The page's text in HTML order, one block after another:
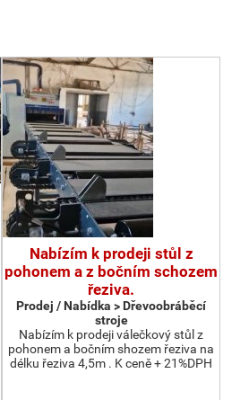
Nabízím k prodeji stůl z
pohonem a z bočním schozem
řeziva.
Prodej / Nabídka > Dřevoobráběcí
stroje
Nabízím k prodeji válečkový stůl z
pohonem a bočním shozem řeziva na
délku řeziva 4,5m . K ceně + 21%DPH